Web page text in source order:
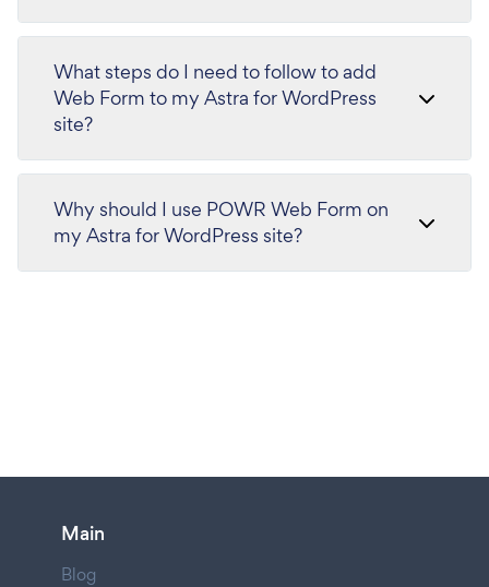
What steps do I need to follow to add
Web Form to my Astra for WordPress
site?
Why should I use POWR Web Form on
my Astra for WordPress site?
Main
Blog